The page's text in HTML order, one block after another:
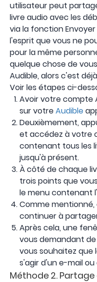
utilisateur peut
livre audio avec les
via la fonction
l'esprit que vous ne
pour la même
quelque chose de
Audible, alors c'est
Voir les étapes ci-
Avoir votre compte
sur votreAudible
Deuxièmement,
et accédez à votre
contenant tous les
jusqu'à présent.
À côté de chaque
trois points que
le menu contenant
Comme
continuer à
Après cela, une
vous demandant
vous souhaitez que
s'agir d'un e-mail
Méthode 2.